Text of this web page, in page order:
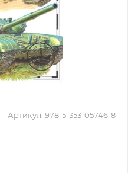
Артикул: 978-5-353-05746-8